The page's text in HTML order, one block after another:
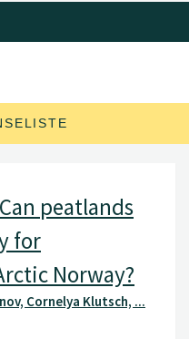
Can peatlands
for
Norway?
Cornelya Klutsch, ...